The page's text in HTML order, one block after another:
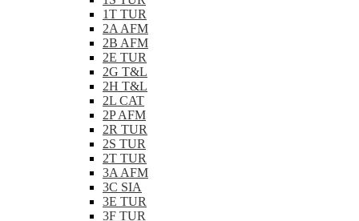
1T TUR
2A AFM
2B AFM
2E TUR
2G T&L
2H T&L
2L CAT
2P AFM
2R TUR
2S TUR
2T TUR
3A AFM
3C SIA
3E TUR
3F TUR